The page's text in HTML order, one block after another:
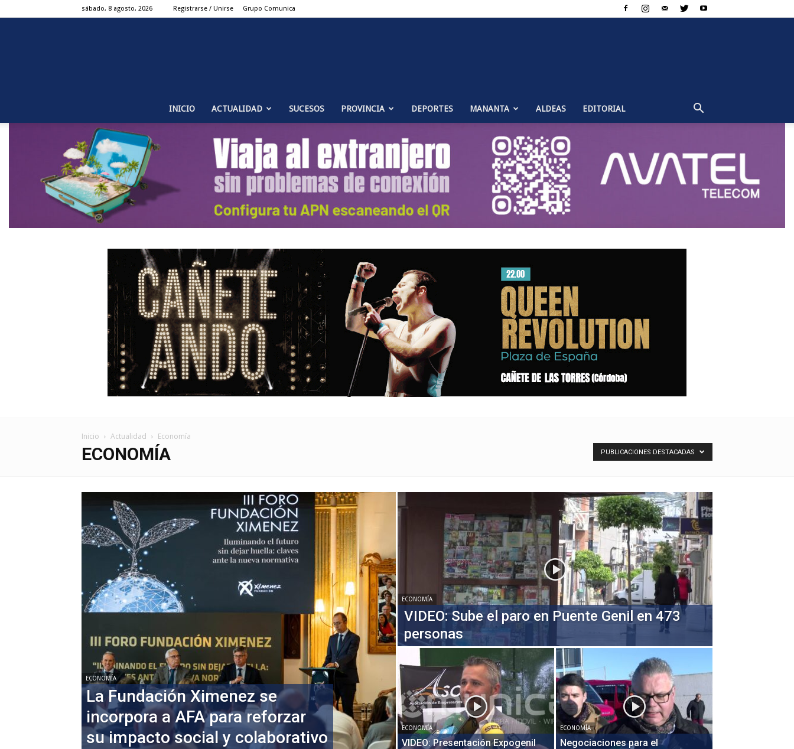
sábado, 8 agosto, 2026 Registrarse / Unirse Grupo Comunica
Genil
Noticias
INICIO ACTUALIDAD SUCESOS PROVINCIA DEPORTES MANANTA ALDEAS EDITORIAL
Inicio Actualidad Economía
ECONOMÍA PUBLICACIONES DESTACADAS
ECONOMÍA
La Fundación Ximenez se
incorpora a AFA para reforzar
su impacto social y colaborativo
ECONOMÍA
VIDEO: Sube el paro en Puente Genil en 473
personas
ECONOMÍA
VIDEO: Presentación Expogenil
ECONOMÍA
Negociaciones para el